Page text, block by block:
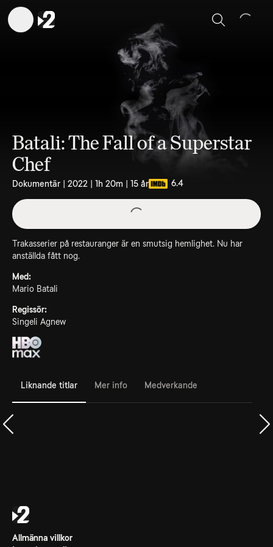
Sök
Batali: The Fall of a Superstar
Chef
Dokumentär | 2022 | 1h 20m | 15 år 6.4
Trakasserier på restauranger är en smutsig hemlighet. Nu har
anställda fått nog.
Med:
Mario Batali
Regissör:
Singeli Agnew
Liknande titlar Mer info Medverkande
Allmänna villkor